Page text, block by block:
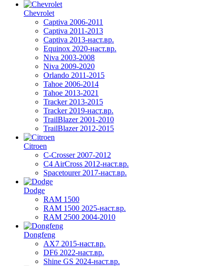
Chevrolet
Captiva 2006-2011
Captiva 2011-2013
Captiva 2013-наст.вр.
Equinox 2020-наст.вр.
Niva 2003-2008
Niva 2009-2020
Orlando 2011-2015
Tahoe 2006-2014
Tahoe 2013-2021
Tracker 2013-2015
Tracker 2019-наст.вр.
TrailBlazer 2001-2010
TrailBlazer 2012-2015
Citroen
C-Crosser 2007-2012
C4 AirCross 2012-наст.вр.
Spacetourer 2017-наст.вр.
Dodge
RAM 1500
RAM 1500 2025-наст.вр.
RAM 2500 2004-2010
Dongfeng
AX7 2015-наст.вр.
DF6 2022-наст.вр.
Shine GS 2024-наст.вр.